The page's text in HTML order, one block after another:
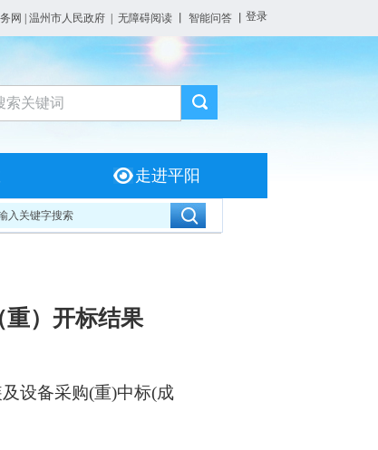
登录
网 温州市人民政府 无障碍阅读 智能问答
走进平阳
）开标结果
设备采购(重)中标(成